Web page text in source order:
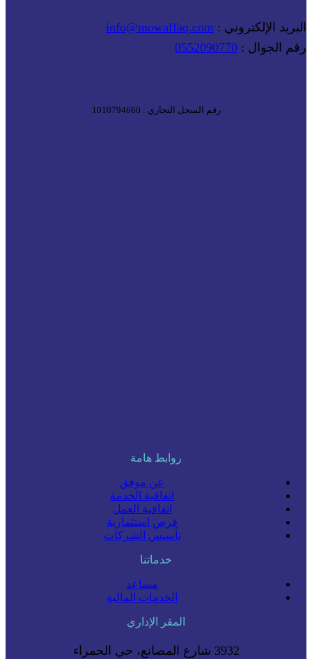
البريد الإلكتروني : info@mowaffaq.com
رقم الجوال : 0552090770
رقم السجل التجاري : 1010794660
روابط هامة
عن موفق
اتفاقية الخدمة
اتفاقية العمل
فرص استثمارية
تأسيس الشركات
خدماتنا
مساعد
الخدمات المالية
المقر الإداري
3932 شارع المصانع، حي الحمراء